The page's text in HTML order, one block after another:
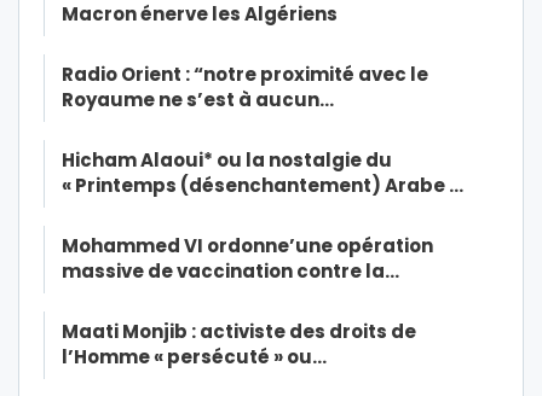
Macron énerve les Algériens
Radio Orient : “notre proximité avec le
Royaume ne s’est à aucun…
Hicham Alaoui* ou la nostalgie du
« Printemps (désenchantement) Arabe …
Mohammed VI ordonne’une opération
massive de vaccination contre la…
Maati Monjib : activiste des droits de
l’Homme « persécuté » ou…